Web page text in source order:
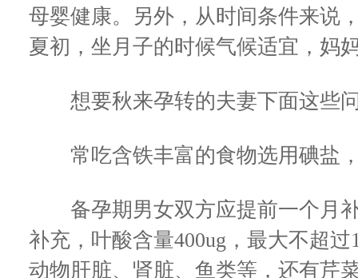
母婴健康。另外，从时间条件来说
夏初，坐月子的时候气候适宜，妈
想要秋来孕转的夫妻下面这些
常吃含铁丰富的食物选用碘盐，
备孕期男女双方应提前一个月补
补充，叶酸含量400ug，最大不超
动物肝脏、肾脏、鱼类等，还有芹